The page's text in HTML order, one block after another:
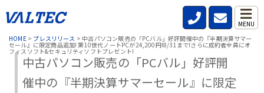
MENU
HOME> プレスリリース >中古パソコン販売の「PCバル」好評開催中の『半期決算サマー
セール』に限定商品追加! 第10世代ノートPCが24,200円!8/31まで!さらに成約者全員にオ
フィスソフト&セキュリティソフトプレゼント!
中古パソコン販売の「PCバル」好評開
催中の『半期決算サマーセール』に限定